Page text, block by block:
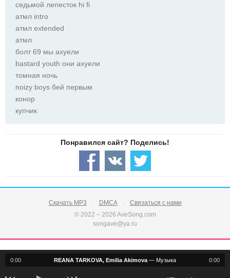
седьмой лепесток hi fi
атмл intro
атмл extended
атмл
болт 69 мы ахуели
bastard youth они ахуели
томная ночь
noizy boys бей первым
конор
купчик
Скачать MP3 DMCA
Связаться с нами
© 2022 – 2026 AveSong.com
songave@ya.ru
0:00 0:00
REANA TARKOVA, Emilia Akimova — Музыка